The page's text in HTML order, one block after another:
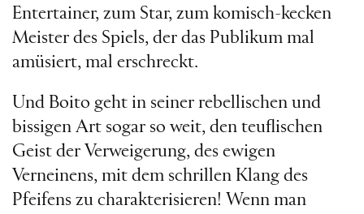
Entertainer, zum Star, zum komisch-kecken
Meister des Spiels, der das Publikum mal
amüsiert, mal erschreckt.
Und Boito geht in seiner rebellischen und
bissigen Art sogar so weit, den teuflischen
Geist der Verweigerung, des ewigen
Verneinens, mit dem schrillen Klang des
Pfeifens zu charakterisieren! Wenn man